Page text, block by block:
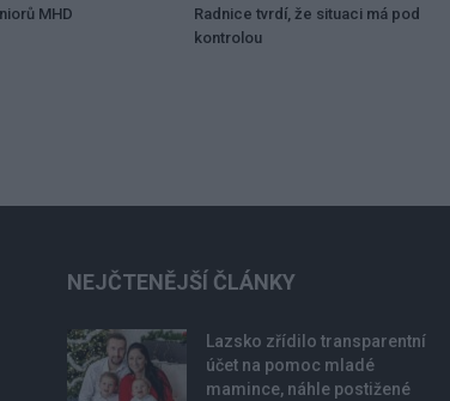
MHD
Radnice tvrdí, že situaci má pod
kontrolou
NEJČTENĚJŠÍ ČLÁNKY
Lazsko zřídilo transparentní
účet na pomoc mladé
mamince, náhle postižené